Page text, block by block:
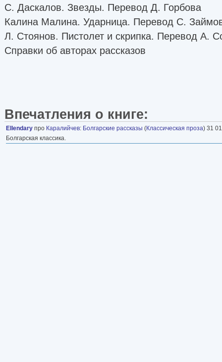
С. Даскалов. Звезды. Перевод Д. Горбова
Калина Малина. Ударница. Перевод С.
Л. Стоянов. Пистолет и скрипка. Перевод А.
Справки об авторах рассказов
Впечатления о книге:
Ellendary про Каралийчев: Болгарские рассказы (Классическая проза) 31 01
Болгарская классика.